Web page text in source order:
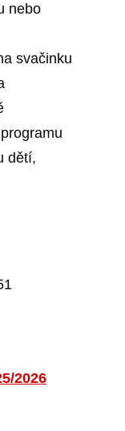
nebo
svačinku
dětí,
2026